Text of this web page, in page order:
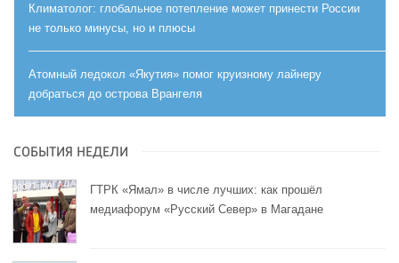
Климатолог: глобальное потепление может принести России
не только минусы, но и плюсы
Атомный ледокол «Якутия» помог круизному лайнеру
добраться до острова Врангеля
СОБЫТИЯ НЕДЕЛИ
ГТРК «Ямал» в числе лучших: как прошёл
медиафорум «Русский Север» в Магадане